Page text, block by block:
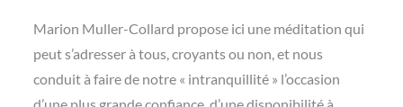
Marion Muller-Collard propose ici une méditation qui
peut s’adresser à tous, croyants ou non, et nous
conduit à faire de notre « intranquillité » l’occasion